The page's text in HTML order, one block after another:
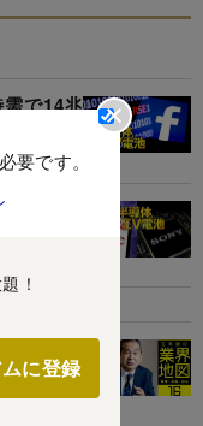
要です。
！
に登録
で14兆
致した
ら大逆